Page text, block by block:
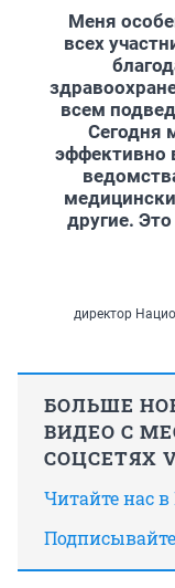
Меня
всех
всем
Сегодня
эффективно
другие.
директор
БОЛЬШЕ
ВИДЕО С
СОЦСЕТЯХ
Читайте нас в